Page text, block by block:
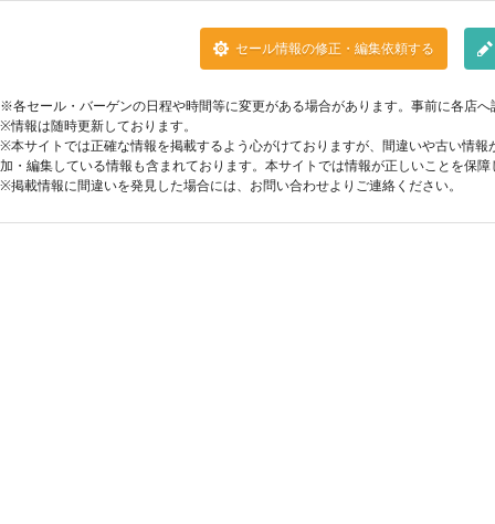
セール情報の修正・編集依頼する
※各セール・バーゲンの日程や時間等に変更がある場合があります。事前に各店
※情報は随時更新しております。
※本サイトでは正確な情報を掲載するよう心がけておりますが、間違いや古い情
加・編集している情報も含まれております。本サイトでは情報が正しいことを保
※掲載情報に間違いを発見した場合には、お問い合わせよりご連絡ください。